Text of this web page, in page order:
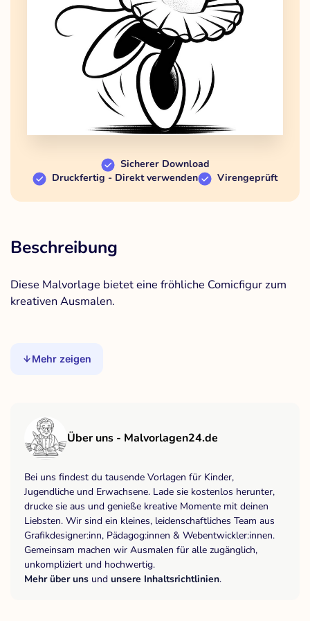
Sicherer Download
Druckfertig - Direkt verwenden
Virengeprüft
Beschreibung
Diese Malvorlage bietet eine fröhliche Comicfigur zum
kreativen Ausmalen.
Mehr zeigen
Über uns - Malvorlagen24.de
Bei uns findest du tausende Vorlagen für Kinder,
Jugendliche und Erwachsene. Lade sie kostenlos herunter,
drucke sie aus und genieße kreative Momente mit deinen
Liebsten. Wir sind ein kleines, leidenschaftliches Team aus
Grafikdesigner:inn, Pädagog:innen & Webentwickler:innen.
Gemeinsam machen wir Ausmalen für alle zugänglich,
unkompliziert und hochwertig.
Mehr über uns und unsere Inhaltsrichtlinien.